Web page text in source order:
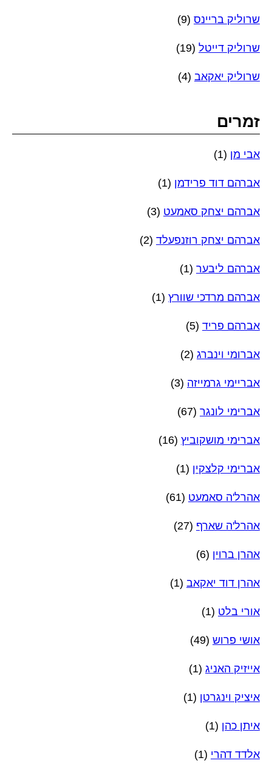
שרוליק בריינס (9)
שרוליק דייטל (19)
שרוליק יאקאב (4)
זמרים
אבי מן (1)
אברהם דוד פרידמן (1)
אברהם יצחק סאמעט (3)
אברהם יצחק רוזנפעלד (2)
אברהם ליבער (1)
אברהם מרדכי שוורץ (1)
אברהם פריד (5)
אברומי וינברג (2)
אבריימי גרמייזה (3)
אברימי לונגר (67)
אברימי מושקוביץ (16)
אברימי קלצקין (1)
אהרל'ה סאמעט (61)
אהרל'ה שארף (27)
אהרן ברוין (6)
אהרן דוד יאקאב (1)
אורי בלט (1)
אושי פרוש (49)
אייזיק האניג (1)
איציק וינגרטן (1)
איתן כהן (1)
אלדד דהרי (1)